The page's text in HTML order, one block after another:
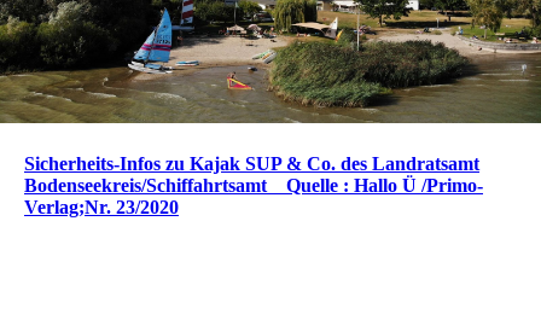
Sicherheits-Infos zu Kajak SUP & Co. des Landratsamt
Bodenseekreis/Schiffahrtsamt Quelle : Hallo Ü /Primo-
Verlag;Nr. 23/2020